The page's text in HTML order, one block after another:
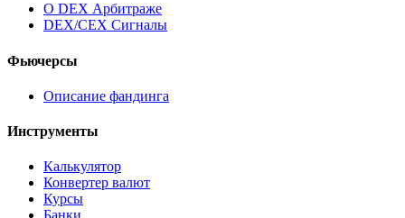
О DEX Арбитраже
DEX/CEX Сигналы
Фьючерсы
Описание фандинга
Инструменты
Калькулятор
Конвертер валют
Курсы